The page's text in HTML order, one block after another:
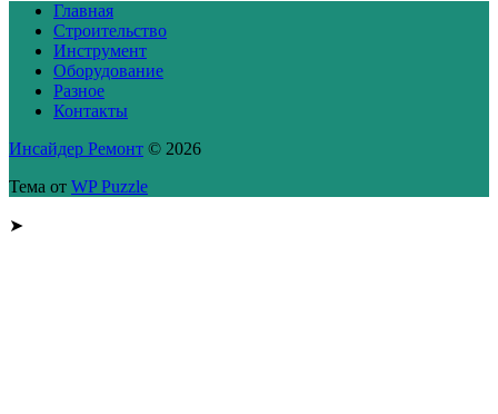
Главная
Строительство
Инструмент
Оборудование
Разное
Контакты
Инсайдер Ремонт © 2026
Тема от WP Puzzle
➤